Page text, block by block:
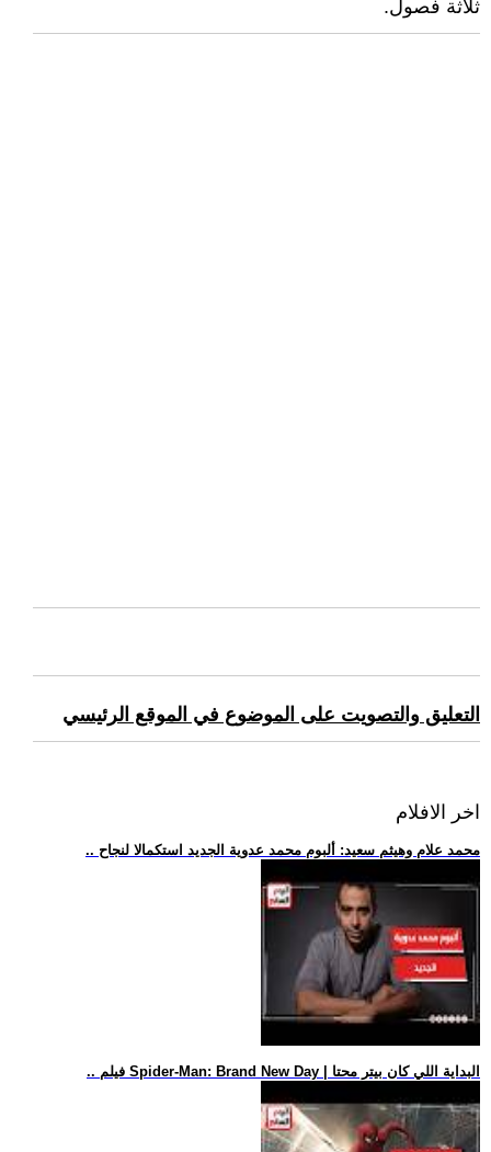
ثلاثة فصول.
التعليق والتصويت على الموضوع في الموقع الرئيسي
اخر الافلام
.. محمد علام وهيثم سعيد: ألبوم محمد عدوية الجديد استكمالا لنجاح
.. فيلم Spider-Man: Brand New Day | البداية اللي كان بيتر محتا